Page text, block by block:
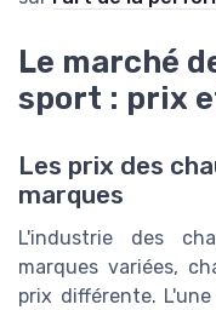
Le marché
sport : prix
Les prix des
marques
L'industrie des
marques variées,
prix différente.